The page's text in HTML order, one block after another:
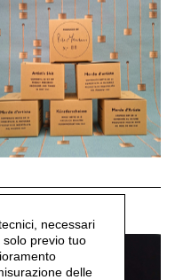
necessari
previo tuo
delle